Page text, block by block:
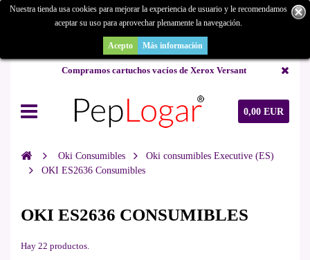
¿Buscas un repuesto de copiadora o buscas una de ocasión y no la
encuentras? Consúltanos.
Compramos cartuchos vacíos de Xerox Versant
0,00 EUR
Nuestra tienda usa cookies para mejorar la experiencia de usuario y le recomendamos
aceptar su uso para aprovechar plenamente la navegación.
Acepto Más información
Oki Consumibles
Oki consumibles Executive (ES)
OKI ES2636 Consumibles
OKI ES2636 CONSUMIBLES
Hay 22 productos.